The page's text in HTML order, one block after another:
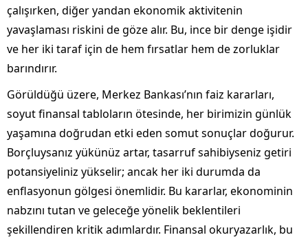
çalışırken, diğer yandan ekonomik aktivitenin
yavaşlaması riskini de göze alır. Bu, ince bir denge işidir
ve her iki taraf için de hem fırsatlar hem de zorluklar
barındırır.
Görüldüğü üzere, Merkez Bankası’nın faiz kararları,
soyut finansal tabloların ötesinde, her birimizin günlük
yaşamına doğrudan etki eden somut sonuçlar doğurur.
Borçluysanız yükünüz artar, tasarruf sahibiyseniz getiri
potansiyeliniz yükselir; ancak her iki durumda da
enflasyonun gölgesi önemlidir. Bu kararlar, ekonominin
nabzını tutan ve geleceğe yönelik beklentileri
şekillendiren kritik adımlardır. Finansal okuryazarlık, bu